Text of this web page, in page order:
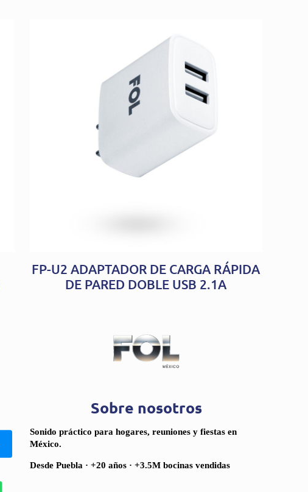
FP-U2 ADAPTADOR DE CARGA RÁPIDA
DE PARED DOBLE USB 2.1A
Sobre nosotros
Sonido práctico para hogares, reuniones y fiestas en
México.
Desde Puebla · +20 años · +3.5M bocinas vendidas